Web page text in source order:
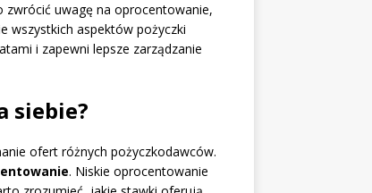
zwrócić uwagę na oprocentowanie,
wszystkich aspektów pożyczki
i zapewni lepsze zarządzanie
siebie?
ofert różnych pożyczkodawców.
. Niskie oprocentowanie